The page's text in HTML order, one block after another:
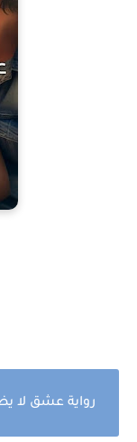
رواية عشق لا